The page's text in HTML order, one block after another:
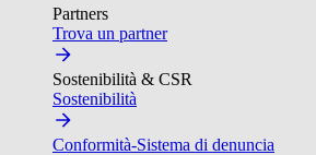
Partners
Trova un partner
Sostenibilità & CSR
Sostenibilità
Conformità-Sistema di denuncia